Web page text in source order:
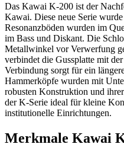
Das Kawai K-200 ist der
Kawai. Diese neue Serie
Resonanzböden wurden im
im Bass und Diskant. Die
Metallwinkel vor Verwerfung
verbindet die Gussplatte mit
Verbindung sorgt für ein
Hammerköpfe wurden mit
robusten Konstruktion und
der K-Serie ideal für kleine
institutionelle Einrichtungen.
Merkmale Kawai